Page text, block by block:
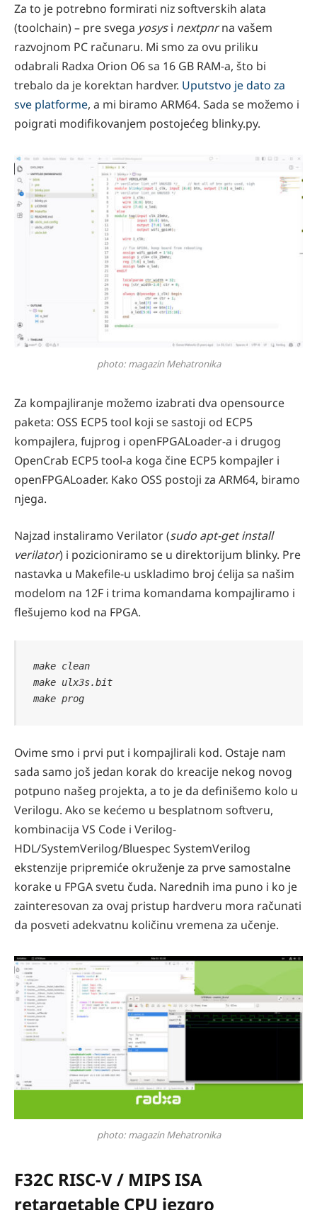
Za to je potrebno formirati niz softverskih alata
(toolchain) – pre svega yosysi nextpnrna vašem
razvojnom PC računaru. Mi smo za ovu priliku
odabrali Radxa Orion O6 sa 16 GB RAM-a, što bi
trebalo da je korektan hardver. Uputstvo je dato za
sve platforme, a mi biramo ARM64. Sada se možemo i
poigrati modifikovanjem postojećeg blinky.py.
photo: magazin Mehatronika
Za kompajliranje možemo izabrati dva opensource
paketa: OSS ECP5 tool koji se sastoji od ECP5
kompajlera, fujprog i openFPGALoader-a i drugog
OpenCrab ECP5 tool-a koga čine ECP5 kompajler i
openFPGALoader. Kako OSS postoji za ARM64, biramo
njega.
Najzad instaliramo Verilator (sudo apt-get install
verilator) i pozicioniramo se u direktorijum blinky. Pre
nastavka u Makefile-u uskladimo broj ćelija sa našim
modelom na 12F i trima komandama kompajliramo i
flešujemo kod na FPGA.
make clean
make ulx3s.bit
make prog
Ovime smo i prvi put i kompajlirali kod. Ostaje nam
sada samo još jedan korak do kreacije nekog novog
potpuno našeg projekta, a to je da definišemo kolo u
Verilogu. Ako se kećemo u besplatnom softveru,
kombinacija VS Code i Verilog-
HDL/SystemVerilog/Bluespec SystemVerilog
ekstenzije pripremiće okruženje za prve samostalne
korake u FPGA svetu čuda. Narednih ima puno i ko je
zainteresovan za ovaj pristup hardveru mora računati
da posveti adekvatnu količinu vremena za učenje.
photo: magazin Mehatronika
F32C RISC-V / MIPS ISA
retargetable CPU jezgro